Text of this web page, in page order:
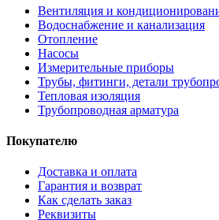
Вентиляция и
Водоснабжение и канализация
Отопление
Насосы
Измерительные приборы
Трубы, фитинги, детали
Тепловая изоляция
Трубопроводная арматура
Покупателю
Доставка и оплата
Гарантия и возврат
Как сделать заказ
Реквизиты